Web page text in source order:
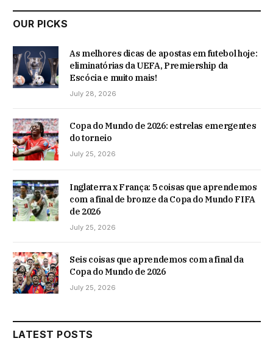
OUR PICKS
As melhores dicas de apostas em futebol hoje:
eliminatórias da UEFA, Premiership da
Escócia e muito mais!
July 28, 2026
Copa do Mundo de 2026: estrelas emergentes
do torneio
July 25, 2026
Inglaterra x França: 5 coisas que aprendemos
com a final de bronze da Copa do Mundo FIFA
de 2026
July 25, 2026
Seis coisas que aprendemos com a final da
Copa do Mundo de 2026
July 25, 2026
LATEST POSTS